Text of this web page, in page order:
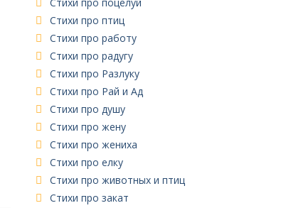
Стихи про птиц
Стихи про работу
Стихи про радугу
Стихи про Разлуку
Стихи про Рай и Ад
Стихи про душу
Стихи про жену
Стихи про жениха
Стихи про елку
Стихи про животных и птиц
Стихи про закат